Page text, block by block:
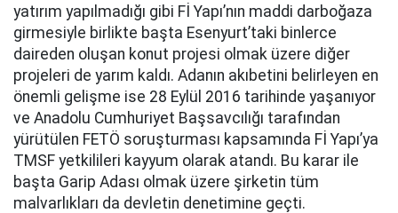
yatırım yapılmadığı gibi Fİ Yapı’nın maddi darboğaza
girmesiyle birlikte başta Esenyurt’taki binlerce
daireden oluşan konut projesi olmak üzere diğer
projeleri de yarım kaldı. Adanın akıbetini belirleyen en
önemli gelişme ise 28 Eylül 2016 tarihinde yaşanıyor
ve Anadolu Cumhuriyet Başsavcılığı tarafından
yürütülen FETÖ soruşturması kapsamında Fİ Yapı’ya
TMSF yetkilileri kayyum olarak atandı. Bu karar ile
başta Garip Adası olmak üzere şirketin tüm
malvarlıkları da devletin denetimine geçti.